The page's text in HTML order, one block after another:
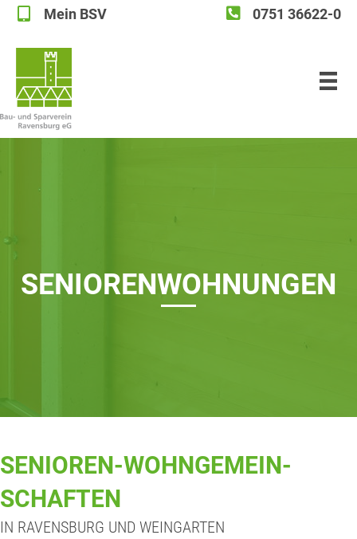
Mein BSVMein BSV 0751 36622-0
SENIO­REN­WOH­NUN­GEN
SENIO­REN-WOHN­GE­MEIN­
SCHAF­TEN
IN RAVENS­BURG UND WEINGARTEN